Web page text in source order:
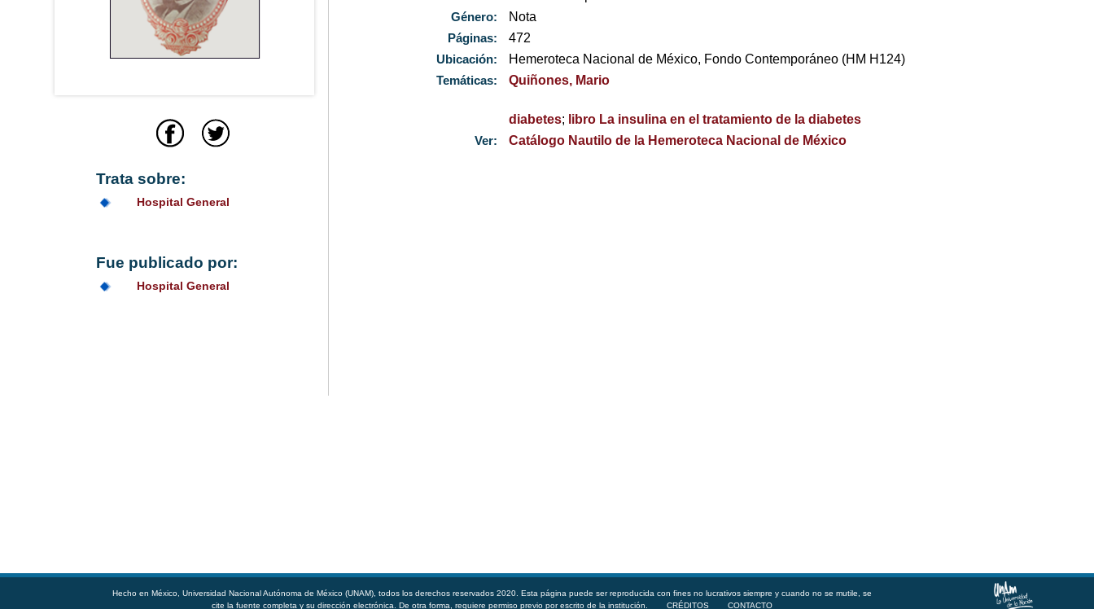
Trata sobre:
Hospital General
Fue publicado por:
Hospital General
Género:
Nota
Páginas:
472
Ubicación:
Hemeroteca Nacional de México, Fondo Contemporáneo (HM H124)
Temáticas:
Quiñones, Mario
diabetes; libro La insulina en el tratamiento de la diabetes
Ver:
Catálogo Nautilo de la Hemeroteca Nacional de México
Hecho en México, Universidad Nacional Autónoma de México (UNAM), todos los derechos reservados 2020. Esta página puede ser reproducida con fines no lucrativos siempre y cuando no se mutile, se
cite la fuente completa y su dirección electrónica. De otra forma, requiere permiso previo por escrito de la institución.
CRÉDITOS CONTACTO